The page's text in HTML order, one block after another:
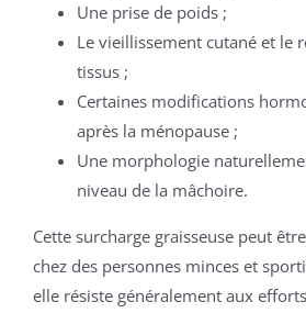
Une prise de poids ;
Le vieillissement cutané et le
tissus ;
Certaines modifications
après la ménopause ;
Une morphologie
niveau de la mâchoire.
Cette surcharge graisseuse peut
chez des personnes minces et
elle résiste généralement aux